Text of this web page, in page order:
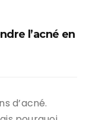
l’acné en
d’acné.